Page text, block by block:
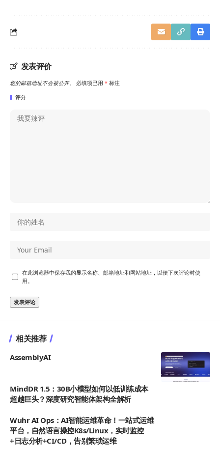
发表评价
您的邮箱地址不会被公开。 必填项已用 * 标注
评分
在此浏览器中保存我的显示名称、邮箱地址和网站地址，以便下次评论时使
用。
相关推荐
AssemblyAI
MindDR 1.5：30B小模型如何以低训练成本
超越巨头？深度研究智能体架构全解析
Wuhr AI Ops：AI智能运维革命！一站式运维
平台，自然语言操控K8s/Linux，实时监控
+日志分析+CI/CD，告别繁琐运维